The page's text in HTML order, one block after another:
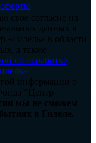
свое согласие на
данных в
«Гилель» в области
а также
об обработке
информации о
“Центр
мы не сможем
в Гилеле.